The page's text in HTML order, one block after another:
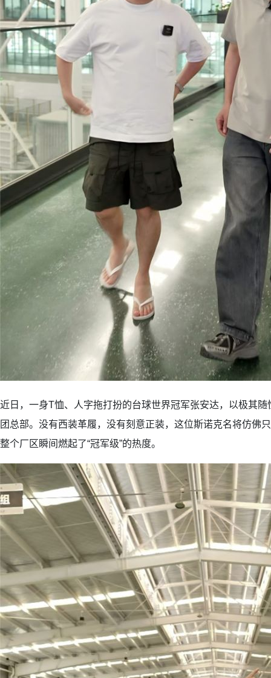
近日，一身T恤、人字拖打扮的台球世界冠军张安达，以极其
团总部。没有西装革履，没有刻意正装，这位斯诺克名将仿佛
整个厂区瞬间燃起了“冠军级”的热度。